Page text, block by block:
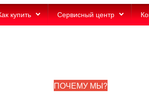
купить Сервисный центр
ПОЧЕМУ МЫ?